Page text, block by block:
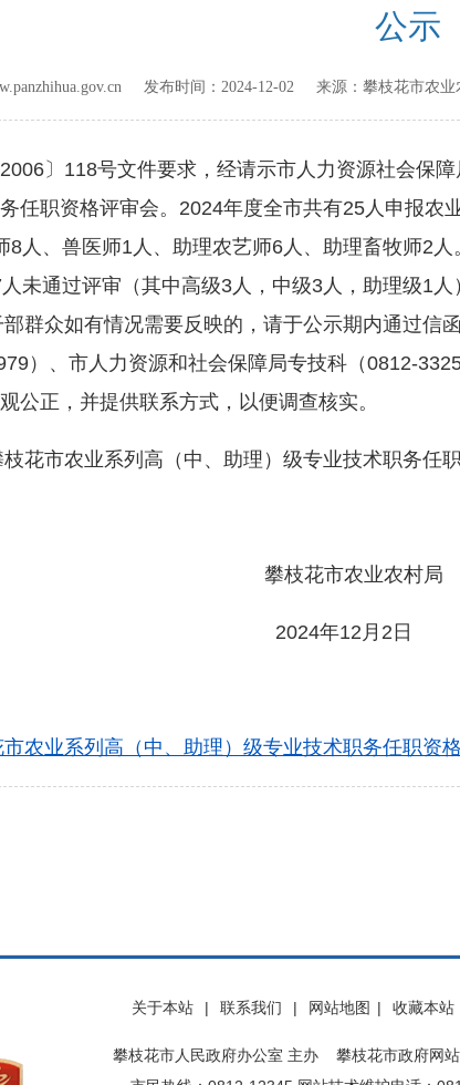
公示
发布时间： 2024-12-02 来源： 攀枝花市农业
〕118号文件要求，经请示市人力资源社会保障
任职资格评审会。2024年度全市共有25人申报
8人、兽医师1人、助理农艺师6人、助理畜牧师2
未通过评审（其中高级3人，中级3人，助理级1
群众如有情况需要反映的，请于公示期内通过信
）、市人力资源和社会保障局专技科（0812-
公正，并提供联系方式，以便调查核实。
市农业系列高（中、助理）级专业技术职务任
市农业农村局
年12月2日
农业系列高（中、助理）级专业技术职务任职资
关于本站 | 联系我们 | 网站地图 | 收藏本站
攀枝花市人民政府办公室 主办 攀枝花市政府网